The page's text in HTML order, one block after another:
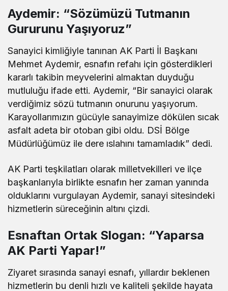
Aydemir: “Sözümüzü Tutmanın
Gururunu Yaşıyoruz”
Sanayici kimliğiyle tanınan AK Parti İl Başkanı
Mehmet Aydemir, esnafın refahı için gösterdikleri
kararlı takibin meyvelerini almaktan duyduğu
mutluluğu ifade etti. Aydemir, “Bir sanayici olarak
verdiğimiz sözü tutmanın onurunu yaşıyorum.
Karayollarımızın gücüyle sanayimize dökülen sıcak
asfalt adeta bir otoban gibi oldu. DSİ Bölge
Müdürlüğümüz ile dere ıslahını tamamladık” dedi.
AK Parti teşkilatları olarak milletvekilleri ve ilçe
başkanlarıyla birlikte esnafın her zaman yanında
olduklarını vurgulayan Aydemir, sanayi sitesindeki
hizmetlerin süreceğinin altını çizdi.
Esnaftan Ortak Slogan: “Yaparsa
AK Parti Yapar!”
Ziyaret sırasında sanayi esnafı, yıllardır beklenen
hizmetlerin bu denli hızlı ve kaliteli şekilde hayata